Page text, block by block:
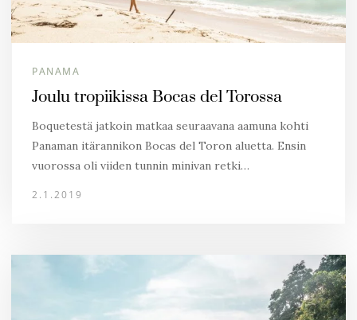
PANAMA
Joulu tropiikissa Bocas del Torossa
Boquetestä jatkoin matkaa seuraavana aamuna kohti
Panaman itärannikon Bocas del Toron aluetta. Ensin
vuorossa oli viiden tunnin minivan retki…
2.1.2019